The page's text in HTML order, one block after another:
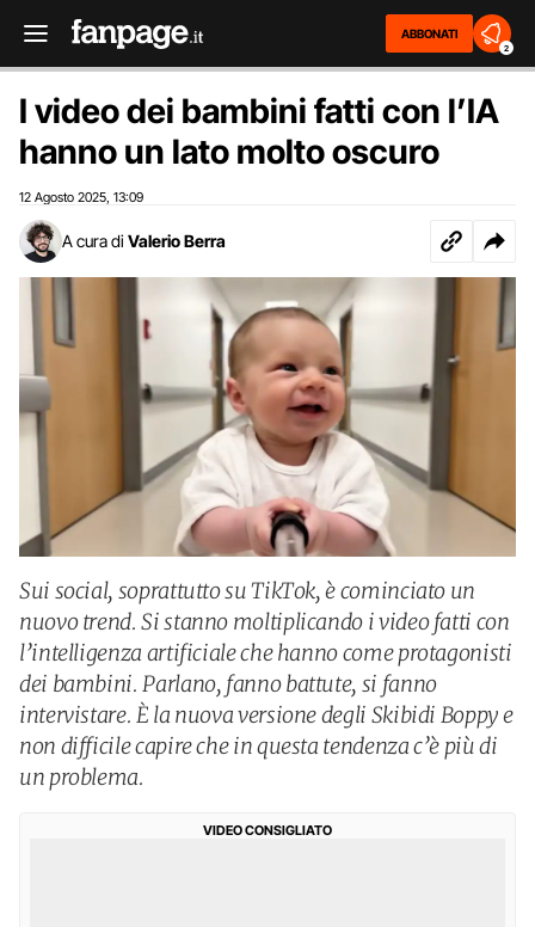
ABBONATI
2
I video dei bambini fatti con l’IA
hanno un lato molto oscuro
12 Agosto 2025 13:09
A cura di Valerio Berra
Sui social, soprattutto su TikTok, è cominciato un
nuovo trend. Si stanno moltiplicando i video fatti con
l’intelligenza artificiale che hanno come protagonisti
dei bambini. Parlano, fanno battute, si fanno
intervistare. È la nuova versione degli Skibidi Boppy e
non difficile capire che in questa tendenza c’è più di
un problema.
VIDEO CONSIGLIATO